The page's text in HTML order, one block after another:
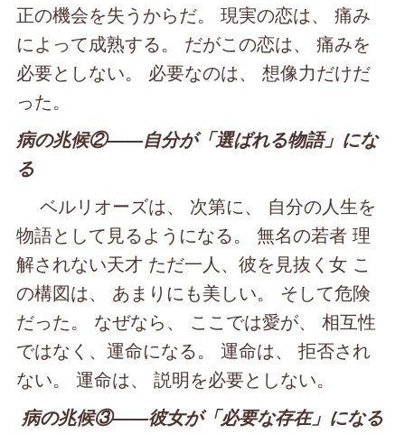
正の機会を失うからだ。 現実の恋は、 痛み
によって成熟する。 だがこの恋は、 痛みを
必要としない。 必要なのは、 想像力だけだ
った。
病の兆候②――自分が「選ばれる物語」にな
る
ベルリオーズは、 次第に、 自分の人生を
物語として見るようになる。 無名の若者 理
解されない天才 ただ一人、彼を見抜く女 こ
の構図は、 あまりにも美しい。 そして危険
だった。 なぜなら、 ここでは愛が、 相互性
ではなく、運命になる。 運命は、 拒否され
ない。 運命は、 説明を必要としない。
病の兆候③――彼女が「必要な存在」になる